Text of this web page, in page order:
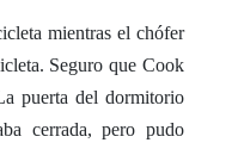
mientras el chófer
Seguro que Cook
puerta del dormitorio
cerrada, pero pudo